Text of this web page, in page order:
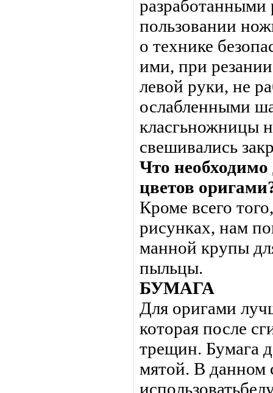
пользовании
о технике
ими, при
левой руки, не
ослабленными
класгьножницы
свешивались
Что необходимо
цветов
Кроме всего
рисунках, нам
манной крупы
пыльцы.
БУМАГА
Для оригами
которая после
трещин. Бумага
мятой. В данном